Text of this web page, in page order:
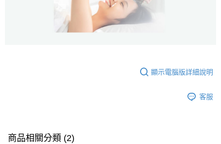
顯示電腦版詳細說明
客服
商品相關分類 (2)